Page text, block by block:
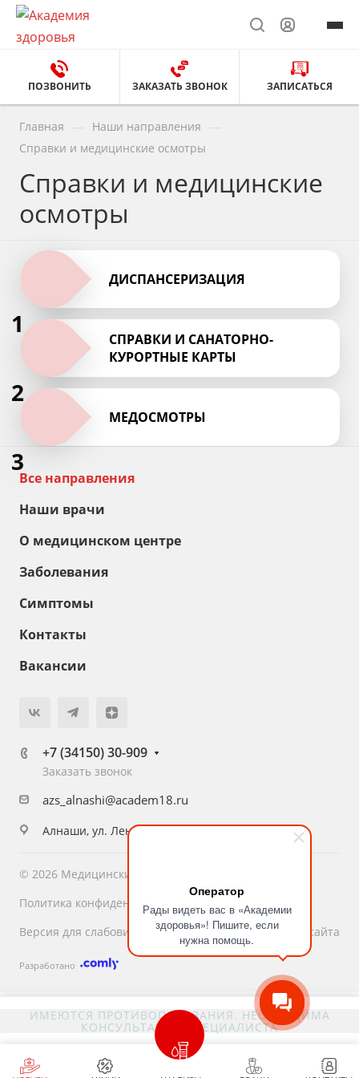
Оператор
Рады видеть вас в «Академии
здоровья»! Пишите, если
нужна помощь.
ПОЗВОНИТЬ ЗАКАЗАТЬ ЗВОНОК ЗАПИСАТЬСЯ
Главная Наши направления
Справки и медицинские осмотры
Справки и медицинские
осмотры
1
ДИСПАНСЕРИЗАЦИЯ
2
СПРАВКИ И САНАТОРНО-
КУРОРТНЫЕ КАРТЫ
3
МЕДОСМОТРЫ
Все направления
Наши врачи
О медицинском центре
Заболевания
Симптомы
Контакты
Вакансии
+7 (34150) 30-909
Заказать звонок
azs_alnashi@academ18.ru
Алнаши, ул. Ленина, д. 56
© 2026 Медицинский центр «Академия Здоровья»
Политика конфиденциальности
Версия для слабовидящих
Карта сайта
Разработано
ИМЕЮТСЯ ПРОТИВОПОКАЗАНИЯ. НЕОБХОДИМА
КОНСУЛЬТАЦИЯ СПЕЦИАЛИСТА